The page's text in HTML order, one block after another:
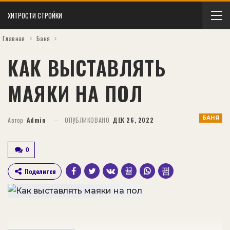
ХИТРОСТИ СТРОЙКИ
Главная Баня
КАК ВЫСТАВЛЯТЬ
МАЯКИ НА ПОЛ
БАНЯ
Автор Admin ОПУБЛИКОВАНО ДЕК 26, 2022
0
Поделится